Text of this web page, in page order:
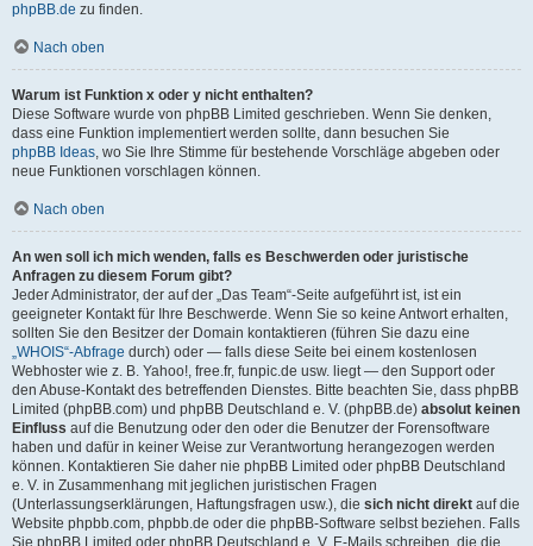
phpBB.de zu finden.
Nach oben
Warum ist Funktion x oder y nicht enthalten?
Diese Software wurde von phpBB Limited geschrieben. Wenn Sie denken,
dass eine Funktion implementiert werden sollte, dann besuchen Sie
phpBB Ideas, wo Sie Ihre Stimme für bestehende Vorschläge abgeben oder
neue Funktionen vorschlagen können.
Nach oben
An wen soll ich mich wenden, falls es Beschwerden oder juristische
Anfragen zu diesem Forum gibt?
Jeder Administrator, der auf der „Das Team“-Seite aufgeführt ist, ist ein
geeigneter Kontakt für Ihre Beschwerde. Wenn Sie so keine Antwort erhalten,
sollten Sie den Besitzer der Domain kontaktieren (führen Sie dazu eine
„WHOIS“-Abfrage durch) oder — falls diese Seite bei einem kostenlosen
Webhoster wie z. B. Yahoo!, free.fr, funpic.de usw. liegt — den Support oder
den Abuse-Kontakt des betreffenden Dienstes. Bitte beachten Sie, dass phpBB
Limited (phpBB.com) und phpBB Deutschland e. V. (phpBB.de) absolut keinen
Einfluss auf die Benutzung oder den oder die Benutzer der Forensoftware
haben und dafür in keiner Weise zur Verantwortung herangezogen werden
können. Kontaktieren Sie daher nie phpBB Limited oder phpBB Deutschland
e. V. in Zusammenhang mit jeglichen juristischen Fragen
(Unterlassungserklärungen, Haftungsfragen usw.), die sich nicht direkt auf die
Website phpbb.com, phpbb.de oder die phpBB-Software selbst beziehen. Falls
Sie phpBB Limited oder phpBB Deutschland e. V. E-Mails schreiben, die die